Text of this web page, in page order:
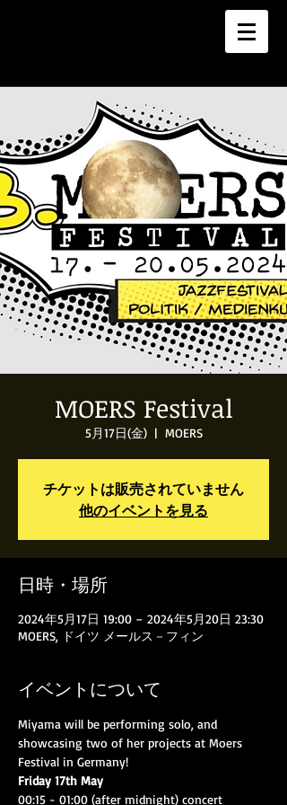
MOERS Festival
5月17日(金)
  |
MOERS
チケットは販売されていません
他のイベントを見る
日時・場所
2024年5月17日 19:00 – 2024年5月20日 23:30
MOERS, ドイツ メールス－フィン
イベントについて
Miyama will be performing solo, and
showcasing two of her projects at Moers
Festival in Germany!
Friday 17th May
00:15 - 01:00 (after midnight) concert